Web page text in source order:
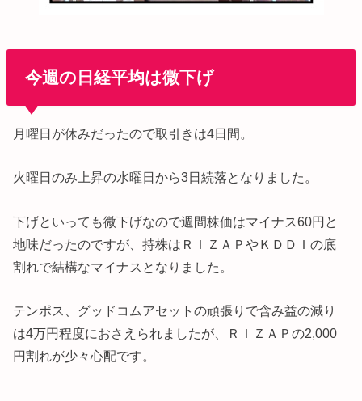
今週の日経平均は微下げ
月曜日が休みだったので取引きは4日間。
火曜日のみ上昇の水曜日から3日続落となりました。
下げといっても微下げなので週間株価はマイナス60円と
地味だったのですが、持株はＲＩＺＡＰやＫＤＤＩの底
割れで結構なマイナスとなりました。
テンポス、グッドコムアセットの頑張りで含み益の減り
は4万円程度におさえられましたが、ＲＩＺＡＰの2,000
円割れが少々心配です。